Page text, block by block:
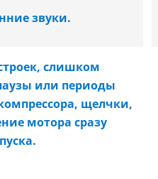
звуки.
слишком
или периоды
щелчки,
мотора сразу